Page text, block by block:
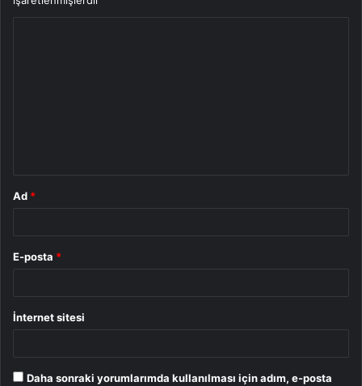
Ad *
E-posta *
İnternet sitesi
Daha sonraki yorumlarımda kullanılması için adım, e-posta